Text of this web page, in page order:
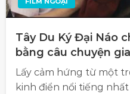
Tây Du Ký Đại Náo
bằng câu chuyện
Lấy cảm hứng từ một
kinh điển nổi tiếng